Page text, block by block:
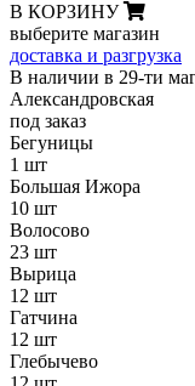
В КОРЗИНУ
выберите магазин
доставка и разгрузка
В наличии в 29-ти
Александровская
под заказ
Бегуницы
1 шт
Большая Ижора
10 шт
Волосово
23 шт
Вырица
12 шт
Гатчина
12 шт
Глебычево